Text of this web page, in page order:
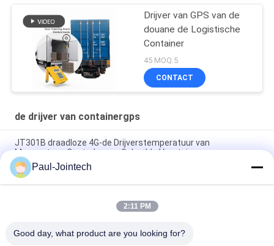
Drijver van GPS van de
douane de Logistische
Container
45 MOQ:5
CONTACT
de drijver van containergps
JT301B draadloze 4G-de Drijverstemperatuur van
Magneetgps Controle voor Gekoelde Voertuigen
Drijver van GPS van de deur de Controlerende Container binnen
Container 3 Maanden Batterij
Van de Containergps van het Jointechaluminium de Anti-
Paul-Jointech
2:11 PM
Good day, what product are you looking for?